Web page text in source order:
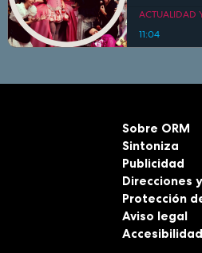
Boba
ACTUALIDAD
11:04
Sobre ORM
Sintoniza
Publicidad
Direcciones
Protección
Aviso legal
Accesibilidad